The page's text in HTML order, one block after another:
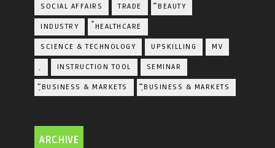
SOCIAL AFFAIRS TRADE ิBEAUTY
INDUSTRY ้HEALTHCARE
SCIENCE & TECHNOLOGY UPSKILLING MV
INSTRUCTION TOOL SEMINAR
ฺัBUSINESS & MARKETS ฺิBUSINESS & MARKETS
ARCHIVE